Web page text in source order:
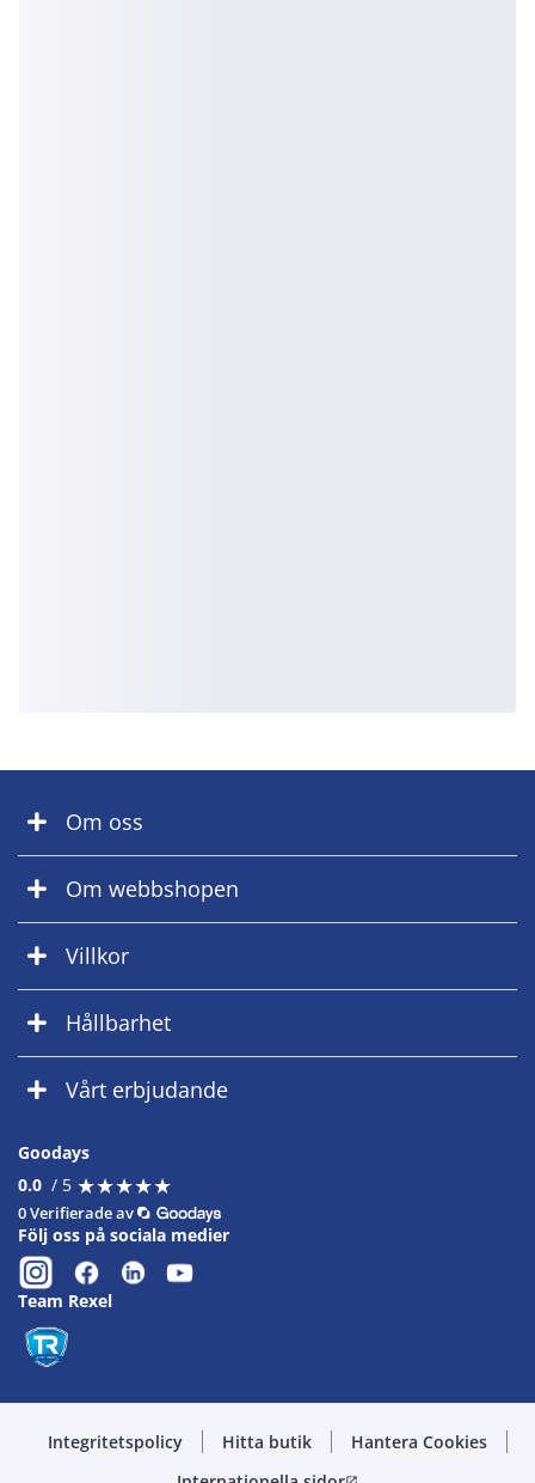
Om oss
Om webbshopen
Villkor
Hållbarhet
Vårt erbjudande
Goodays
0.0 / 5 ★★★★★
★★★★★
0 Verifierade av
Följ oss på sociala medier
Team Rexel
Integritetspolicy Hitta butik
Hantera Cookies